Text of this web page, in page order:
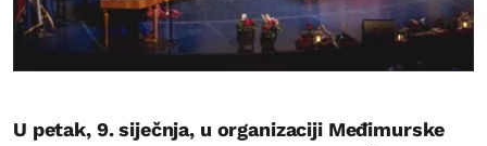
U petak, 9. siječnja, u organizaciji Međimurske